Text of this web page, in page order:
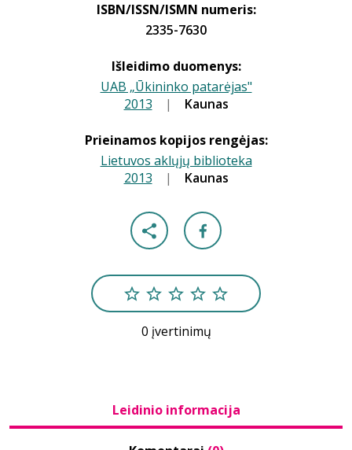
ISBN/ISSN/ISMN numeris:
2335-7630
Išleidimo duomenys:
UAB „Ūkininko patarėjas"
2013 | Kaunas
Prieinamos kopijos rengėjas:
Lietuvos aklųjų biblioteka
2013 | Kaunas
0 įvertinimų
Leidinio informacija